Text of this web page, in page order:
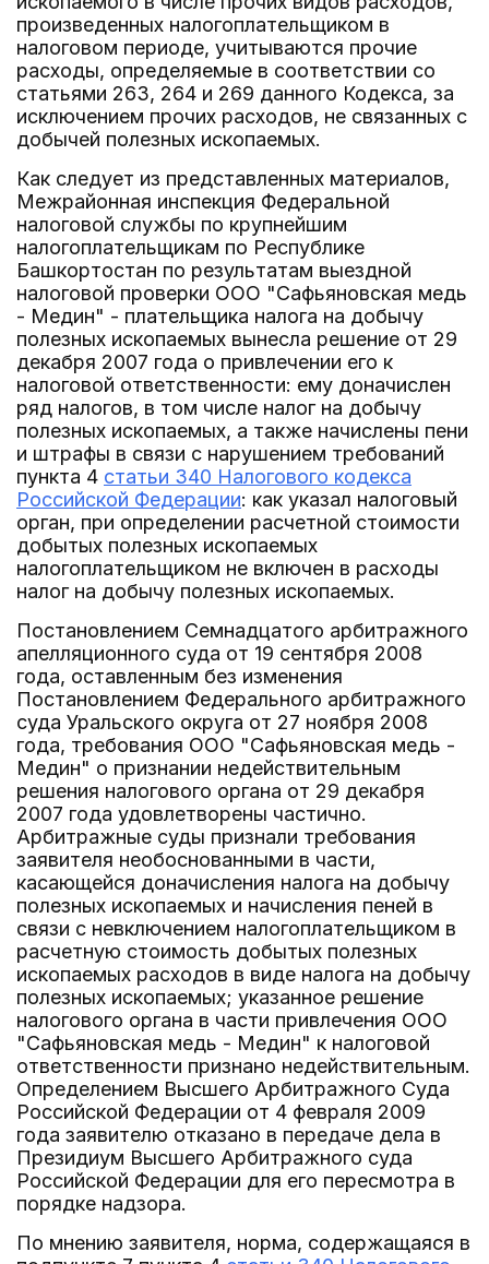
произведенных налогоплательщиком в
налоговом периоде, учитываются прочие
расходы, определяемые в соответствии со
статьями 263, 264 и 269 данного Кодекса, за
исключением прочих расходов, не связанных с
добычей полезных ископаемых.
Как следует из представленных материалов,
Межрайонная инспекция Федеральной
налоговой службы по крупнейшим
налогоплательщикам по Республике
Башкортостан по результатам выездной
налоговой проверки ООО "Сафьяновская медь
- Медин" - плательщика налога на добычу
полезных ископаемых вынесла решение от 29
декабря 2007 года о привлечении его к
налоговой ответственности: ему доначислен
ряд налогов, в том числе налог на добычу
полезных ископаемых, а также начислены пени
и штрафы в связи с нарушением требований
пункта 4 статьи 340 Налогового кодекса
Российской Федерации: как указал налоговый
орган, при определении расчетной стоимости
добытых полезных ископаемых
налогоплательщиком не включен в расходы
налог на добычу полезных ископаемых.
Постановлением Семнадцатого арбитражного
апелляционного суда от 19 сентября 2008
года, оставленным без изменения
Постановлением Федерального арбитражного
суда Уральского округа от 27 ноября 2008
года, требования ООО "Сафьяновская медь -
Медин" о признании недействительным
решения налогового органа от 29 декабря
2007 года удовлетворены частично.
Арбитражные суды признали требования
заявителя необоснованными в части,
касающейся доначисления налога на добычу
полезных ископаемых и начисления пеней в
связи с невключением налогоплательщиком в
расчетную стоимость добытых полезных
ископаемых расходов в виде налога на добычу
полезных ископаемых; указанное решение
налогового органа в части привлечения ООО
"Сафьяновская медь - Медин" к налоговой
ответственности признано недействительным.
Определением Высшего Арбитражного Суда
Российской Федерации от 4 февраля 2009
года заявителю отказано в передаче дела в
Президиум Высшего Арбитражного суда
Российской Федерации для его пересмотра в
порядке надзора.
По мнению заявителя, норма, содержащаяся в